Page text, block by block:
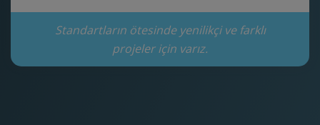
Standartların ötesinde yenilikçi ve farklı
projeler için varız.